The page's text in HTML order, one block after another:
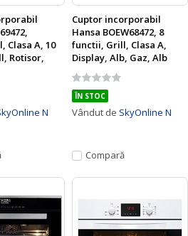
Clasa A, 10
Rotisor,
up, Display
N
Cuptor incorporabil
Hansa BOEW68472, 8
functii, Grill, Clasa A,
Display, Alb, Gaz, Alb
Rating:
0%
ÎN STOC
Vândut de SkyOnline N
Compară